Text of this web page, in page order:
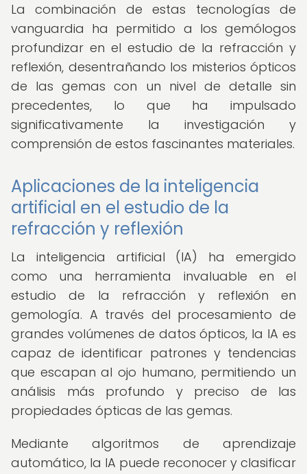
La combinación de estas tecnologías de
vanguardia ha permitido a los gemólogos
profundizar en el estudio de la refracción y
reflexión, desentrañando los misterios ópticos
de las gemas con un nivel de detalle sin
precedentes, lo que ha impulsado
significativamente la investigación y
comprensión de estos fascinantes materiales.
Aplicaciones de la inteligencia
artificial en el estudio de la
refracción y reflexión
La inteligencia artificial (IA) ha emergido
como una herramienta invaluable en el
estudio de la refracción y reflexión en
gemología. A través del procesamiento de
grandes volúmenes de datos ópticos, la IA es
capaz de identificar patrones y tendencias
que escapan al ojo humano, permitiendo un
análisis más profundo y preciso de las
propiedades ópticas de las gemas.
Mediante algoritmos de aprendizaje
automático, la IA puede reconocer y clasificar